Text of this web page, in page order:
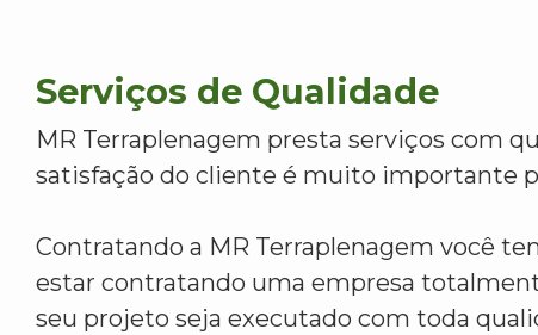
Serviços de Qualidade
MR Terraplenagem presta serviços com
satisfação do cliente é muito importante
Contratando a MR Terraplenagem você
estar contratando uma empresa
seu projeto seja executado com toda